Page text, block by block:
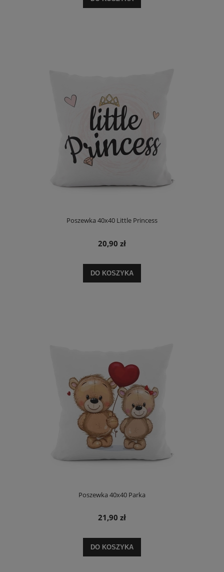
Poszewka 40x40 Little Princess
20,90 zł
DO KOSZYKA
Poszewka 40x40 Parka
21,90 zł
DO KOSZYKA